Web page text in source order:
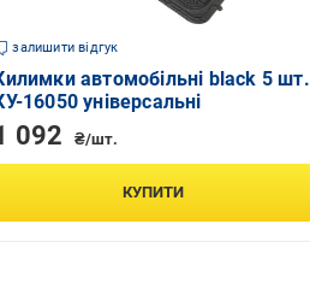
залишити відгук
автомобільні black 5 шт.
16050 універсальні
092 ₴/шт.
КУПИТИ